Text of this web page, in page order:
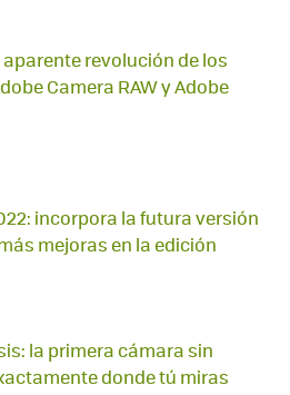
revolución de los
Camera RAW y Adobe
incorpora la futura versión
mejoras en la edición
la primera cámara sin
donde tú miras